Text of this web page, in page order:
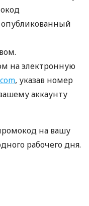
опубликованный
на электронную
, указав номер
аккаунту
на вашу
рабочего дня.